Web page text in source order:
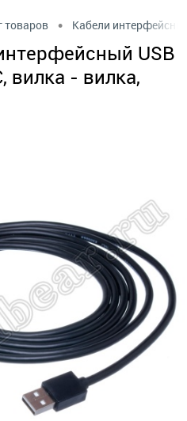
товаров • Кабели
USB
вилка - вилка,